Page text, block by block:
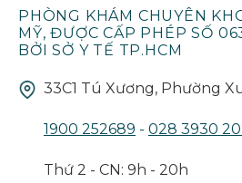
PHÒNG KHÁM CHUYÊN
MỸ, ĐƯỢC CẤP PHÉP SỐ
BỞI SỞ Y TẾ TP.HCM
33C1 Tú Xương, Phường
1900 252689 - 028 3930
Thứ 2 - CN: 9h - 20h